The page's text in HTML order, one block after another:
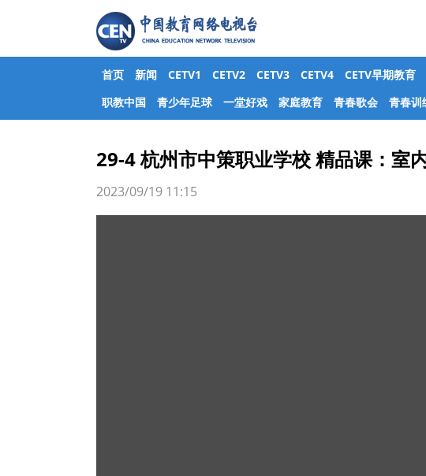
首页 新闻 CETV1 CETV2 CETV3 CETV4 CETV早期教育
职教中国
青少年足球 一堂好戏 家庭教育 青春歌会 青春训
29-4 杭州市中策职业学校 精品课：室
2023/09/19 11:15